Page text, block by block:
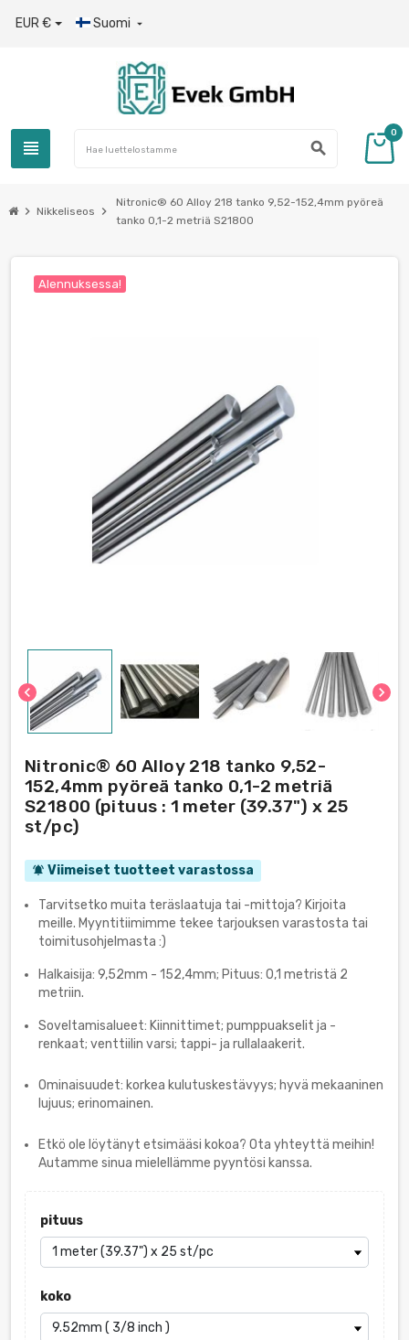
EUR € Suomi 
view_headline search
0
chevron_right Nikkeliseos chevron_right
Nitronic® 60 Alloy 218 tanko 9,52-152,4mm pyöreä
tanko 0,1-2 metriä S21800
chevron_left chevron_right
Alennuksessa!
Nitronic® 60 Alloy 218 tanko 9,52-
152,4mm pyöreä tanko 0,1-2 metriä
S21800 (pituus : 1 meter (39.37") x 25
st/pc)
notifications_active Viimeiset tuotteet varastossa
Tarvitsetko muita teräslaatuja tai -mittoja? Kirjoita
meille. Myyntitiimimme tekee tarjouksen varastosta tai
toimitusohjelmasta :)
Halkaisija: 9,52mm - 152,4mm; Pituus: 0,1 metristä 2
metriin.
Soveltamisalueet: Kiinnittimet; pumppuakselit ja -
renkaat; venttiilin varsi; tappi- ja rullalaakerit.
Ominaisuudet: korkea kulutuskestävyys; hyvä mekaaninen
lujuus; erinomainen.
Etkö ole löytänyt etsimääsi kokoa? Ota yhteyttä meihin!
Autamme sinua mielellämme pyyntösi kanssa.
pituus
koko